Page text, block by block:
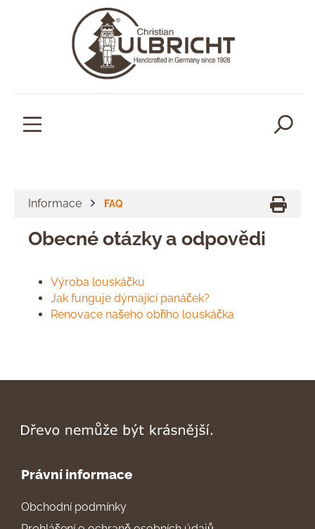
Informace FAQ
Obecné otázky a odpovědi
Výroba louskáčku
Jak funguje dýmající panáček?
Renovace našeho obřího louskáčka
Právní informace
Obchodní podmínky